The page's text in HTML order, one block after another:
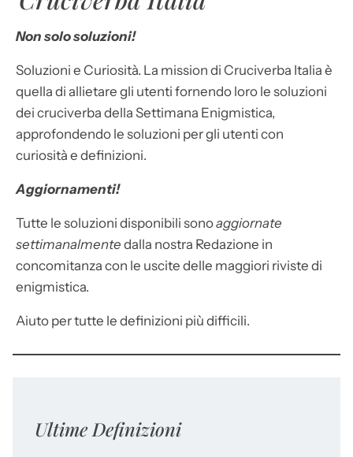
Non solo soluzioni!
Soluzioni e Curiosità. La mission di Cruciverba Italia è
quella di allietare gli utenti fornendo loro le soluzioni
dei cruciverba della Settimana Enigmistica,
approfondendo le soluzioni per gli utenti con
curiosità e definizioni.
Aggiornamenti!
Tutte le soluzioni disponibili sonoaggiornate
settimanalmente dalla nostra Redazione in
concomitanza con le uscite delle maggiori riviste di
enigmistica.
Aiuto per tutte le definizioni più difficili.
Ultime Definizioni